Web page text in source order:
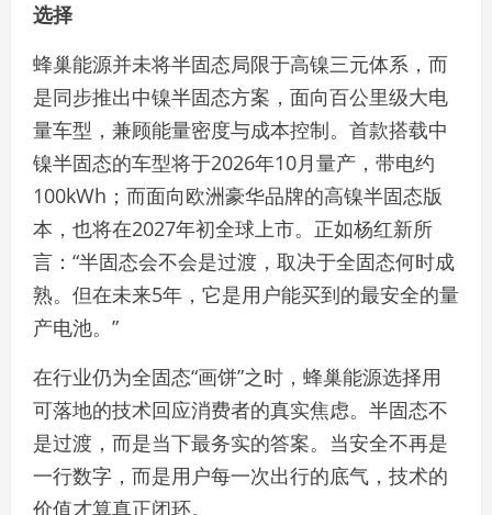
选择
蜂巢能源并未将半固态局限于高镍三元体系，而
是同步推出中镍半固态方案，面向百公里级大电
量车型，兼顾能量密度与成本控制。首款搭载中
镍半固态的车型将于2026年10月量产，带电约
100kWh；而面向欧洲豪华品牌的高镍半固态版
本，也将在2027年初全球上市。正如杨红新所
言：“半固态会不会是过渡，取决于全固态何时成
熟。但在未来5年，它是用户能买到的最安全的量
产电池。”
在行业仍为全固态“画饼”之时，蜂巢能源选择用
可落地的技术回应消费者的真实焦虑。半固态不
是过渡，而是当下最务实的答案。当安全不再是
一行数字，而是用户每一次出行的底气，技术的
价值才算真正闭环。